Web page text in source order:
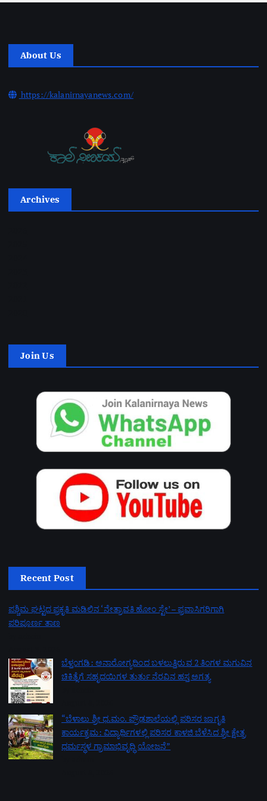
About Us
https://kalanirnayanews.com/
Archives
Join Us
Recent Post
ಪಶ್ಚಿಮ ಘಟ್ಟದ ಪ್ರಕೃತಿ ಮಡಿಲಿನ ‘ನೇತ್ರಾವತಿ ಹೋಂ ಸ್ಟೇ’ – ಪ್ರವಾಸಿಗರಿಗಾಗಿ
ಪರಿಪೂರ್ಣ ತಾಣ
ಬೆಳ್ತಂಗಡಿ: ಅನಾರೋಗ್ಯದಿಂದ ಬಳಲುತ್ತಿರುವ 2 ತಿಂಗಳ ಮಗುವಿನ
ಚಿಕಿತ್ಸೆಗೆ ಸಹೃದಯಿಗಳ ತುರ್ತು ನೆರವಿನ ಹಸ್ತ ಅಗತ್ಯ
“ಬೆಳಾಲು ಶ್ರೀ ಧ.ಮಂ. ಪ್ರೌಢಶಾಲೆಯಲ್ಲಿ ಪರಿಸರ ಜಾಗೃತಿ
ಕಾರ್ಯಕ್ರಮ: ವಿದ್ಯಾರ್ಥಿಗಳಲ್ಲಿ ಪರಿಸರ ಕಾಳಜಿ ಬೆಳೆಸಿದ ಶ್ರೀ ಕ್ಷೇತ್ರ
ಧರ್ಮಸ್ಥಳ ಗ್ರಾಮಾಭಿವೃದ್ಧಿ ಯೋಜನೆ”